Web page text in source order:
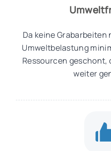
Da keine
Umweltbelastung
Ressourcen geschont,
weiter